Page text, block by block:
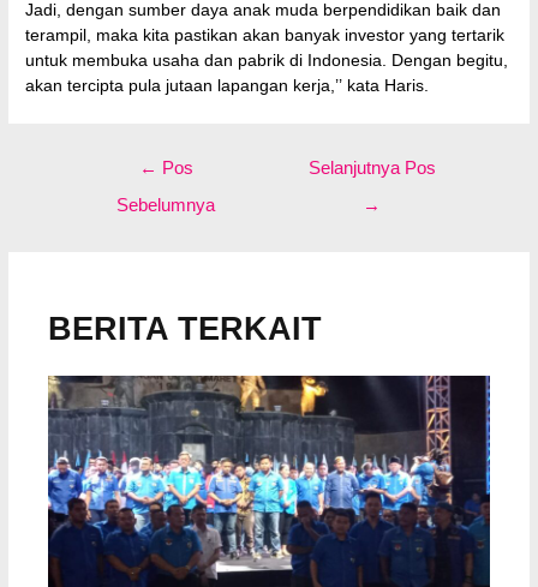
Jadi, dengan sumber daya anak muda berpendidikan baik dan
terampil, maka kita pastikan akan banyak investor yang tertarik
untuk membuka usaha dan pabrik di Indonesia. Dengan begitu,
akan tercipta pula jutaan lapangan kerja,’’ kata Haris.
← Pos
Sebelumnya
Selanjutnya Pos
→
BERITA TERKAIT